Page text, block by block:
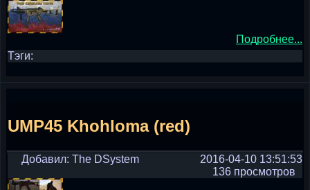
Подробнее...
Тэги:
UMP45 Khohloma (red)
Добавил: The DSystem
2016-04-10 13:51:53
136 просмотров